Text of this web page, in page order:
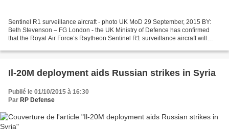
Sentinel R1 surveillance aircraft - photo UK MoD 29 September, 2015 BY:
Beth Stevenson – FG London - the UK Ministry of Defence has confirmed
that the Royal Air Force’s Raytheon Sentinel R1 surveillance aircraft will
Il-20M deployment aids Russian strikes in Syria
Publié le 01/10/2015 à 16:30
Par RP Defense